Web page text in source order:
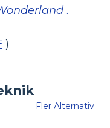
.
)
Fler Alternativ